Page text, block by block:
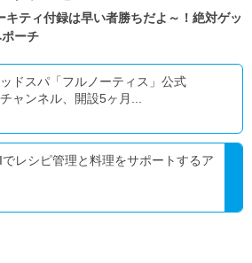
キティ付録は早い者勝ちだよ～！絶対ゲッ
ーチ
ッドスパ「フルノーティス」公式
ャンネル、開設5ヶ月...
レシピ管理と料理をサポートするア